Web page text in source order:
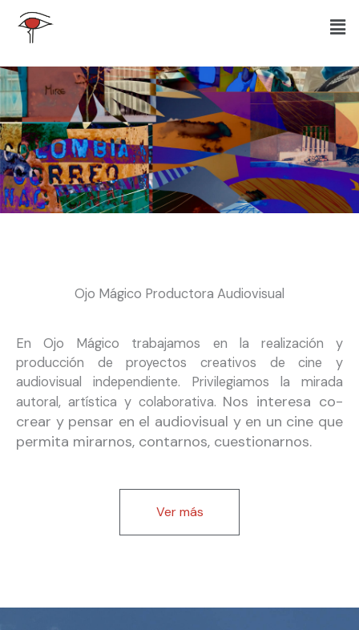
contenido
Ojo Mágico Productora Audiovisual
En Ojo Mágico trabajamos en la realización y
producción de proyectos creativos de cine y
audiovisual independiente. Privilegiamos la mirada
autoral, artística y colaborativa. Nos interesa co-
crear y pensar en el audiovisual y en un cine que
permita mirarnos, contarnos, cuestionarnos.
Ver más